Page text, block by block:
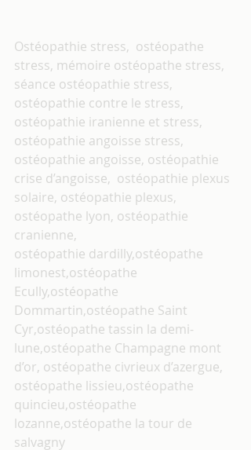
Ostéopathie stress,  ostéopathe
stress, mémoire ostéopathe stress,
séance ostéopathie stress,
ostéopathie contre le stress,
ostéopathie iranienne et stress,
ostéopathie angoisse stress,
ostéopathie angoisse, ostéopathie
crise d’angoisse,  ostéopathie plexus
solaire, ostéopathie plexus,
ostéopathe lyon, ostéopathie
cranienne,
ostéopathie dardilly,ostéopathe
limonest,ostéopathe
Ecully,ostéopathe
Dommartin,ostéopathe Saint
Cyr,ostéopathe tassin la demi-
lune,ostéopathe Champagne mont
d’or, ostéopathe civrieux d’azergue,
ostéopathe lissieu,ostéopathe
quincieu,ostéopathe
lozanne,ostéopathe la tour de
salvagny